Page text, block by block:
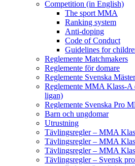
Competition (in English)
The sport MMA
Ranking system
Anti-doping
Code of Conduct
Guidelines for
Reglemente Matchmakers
Reglemente för domare
Reglemente Svenska
Reglemente MMA Klass-
ligan)
Reglemente Svenska Pro
Barn och ungdomar
Utrustning
Tävlingsregler – MMA
Tävlingsregler – MMA
Tävlingsregler – MMA
Tävlingsregler – Svensk